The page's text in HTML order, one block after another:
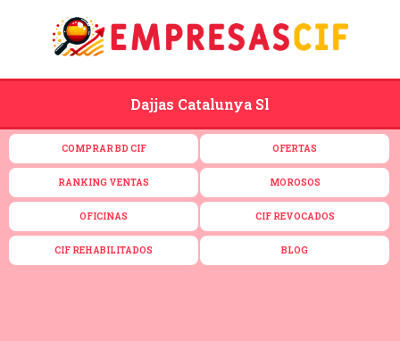
Dajjas Catalunya Sl
COMPRAR BD CIF OFERTAS
RANKING VENTAS MOROSOS
OFICINAS CIF REVOCADOS
CIF REHABILITADOS BLOG